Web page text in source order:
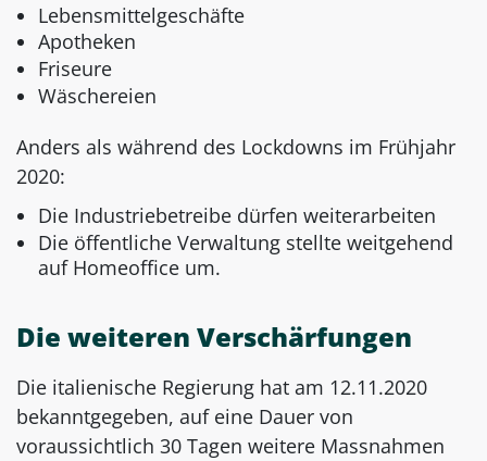
Lebensmittelgeschäfte
Apotheken
Friseure
Wäschereien
Anders als während des Lockdowns im Frühjahr
2020:
Die Industriebetreibe dürfen weiterarbeiten
Die öffentliche Verwaltung stellte weitgehend
auf Homeoffice um.
Die weiteren Verschärfungen
Die italienische Regierung hat am 12.11.2020
bekanntgegeben, auf eine Dauer von
voraussichtlich 30 Tagen weitere Massnahmen